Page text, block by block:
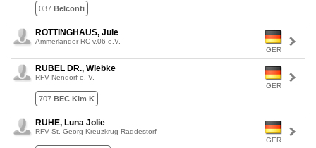
037 Belconti
GER
ROTTINGHAUS, Jule
Ammerländer RC v.06 e.V.
GER
RUBEL DR., Wiebke
RFV Nendorf e. V.
707 BEC Kim K
GER
RUHE, Luna Jolie
RFV St. Georg Kreuzkrug-Raddestorf